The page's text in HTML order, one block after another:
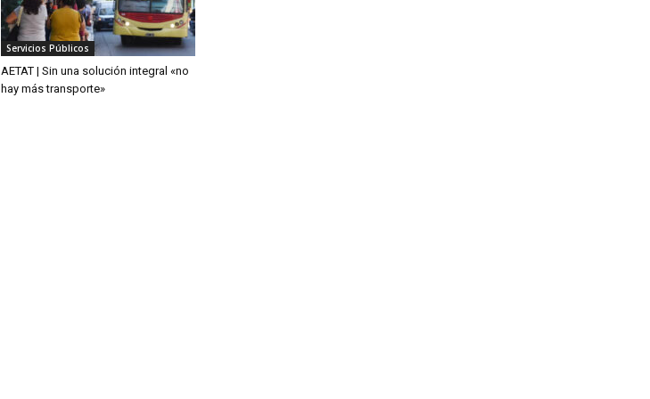
Servicios Públicos
AETAT | Sin una solución integral «no
hay más transporte»